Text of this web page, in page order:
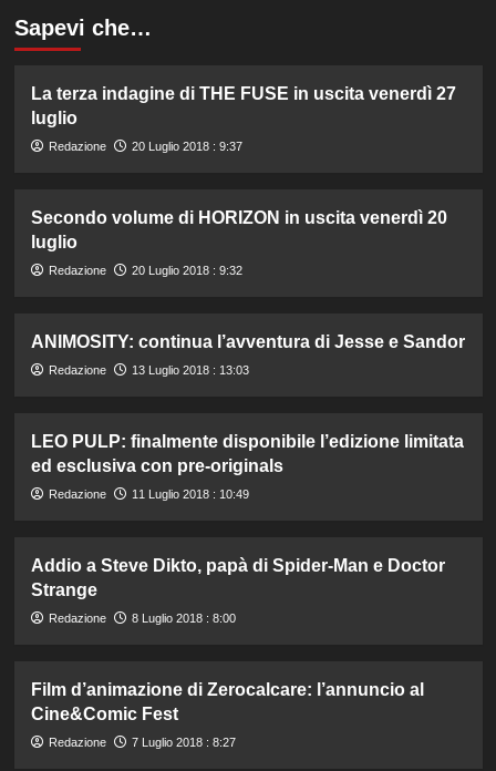
Sapevi che…
La terza indagine di THE FUSE in uscita venerdì 27
luglio
Redazione 20 Luglio 2018 : 9:37
Secondo volume di HORIZON in uscita venerdì 20
luglio
Redazione 20 Luglio 2018 : 9:32
ANIMOSITY: continua l’avventura di Jesse e Sandor
Redazione 13 Luglio 2018 : 13:03
LEO PULP: finalmente disponibile l’edizione limitata
ed esclusiva con pre-originals
Redazione 11 Luglio 2018 : 10:49
Addio a Steve Dikto, papà di Spider-Man e Doctor
Strange
Redazione 8 Luglio 2018 : 8:00
Film d’animazione di Zerocalcare: l’annuncio al
Cine&Comic Fest
Redazione 7 Luglio 2018 : 8:27